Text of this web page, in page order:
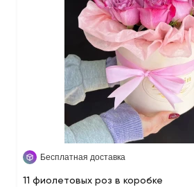
Бесплатная доставка
11 фиолетовых роз в коробке